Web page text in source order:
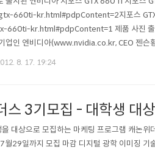
660ti-kr.html#pdpContent=2지포스
kr.html#pdpContent=1 제품 사진
업인 엔비디아(www.nvidia.co.kr, CEO 젠슨
머용 GPU인 지포스(GeForce) GTX 660 Ti를
8. 17. 19:24
스 3기모집 - 대학생 대상
대상으로 모집하는 마케팅 프로그램 캐논위
월29일까지 모집 마감 디지털 광학 이미징